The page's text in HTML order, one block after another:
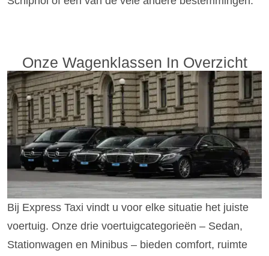
Onze Wagenklassen In Overzicht
Bij Express Taxi vindt u voor elke situatie het juiste
voertuig. Onze drie voertuigcategorieën – Sedan,
Stationwagen en Minibus – bieden comfort, ruimte